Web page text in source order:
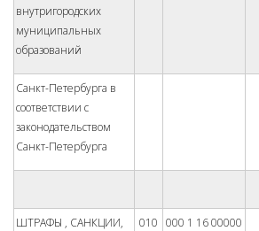
внутригородских
муниципальных
образований
Санкт-Петербурга в
соответствии с
законодательством
Санкт-Петербурга
ШТРАФЫ , САНКЦИИ,
010 000 1 16 00000